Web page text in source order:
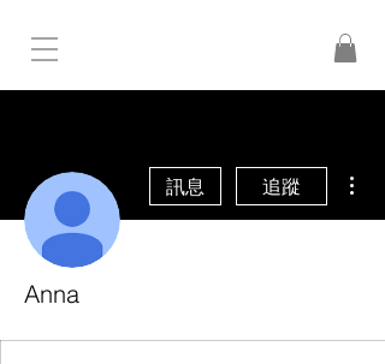
訊息 追蹤
Anna